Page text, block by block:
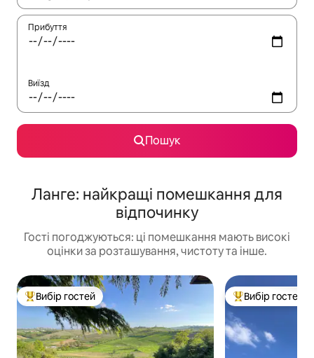
Прибуття
Виїзд
Пошук
Ланге: найкращі помешкання для
відпочинку
Гості погоджуються: ці помешкання мають високі
оцінки за розташування, чистоту та інше.
Топ вибір гостей
Вибір гостей Топ вибір гостей
Вибір гостей